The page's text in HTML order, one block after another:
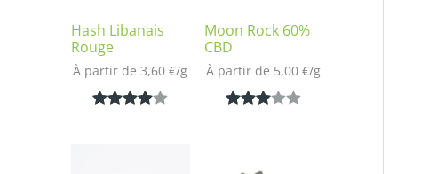
Hash Libanais
Rouge
À partir de 3,60€/g
Moon Rock 60%
CBD
À partir de 5,00 €/g